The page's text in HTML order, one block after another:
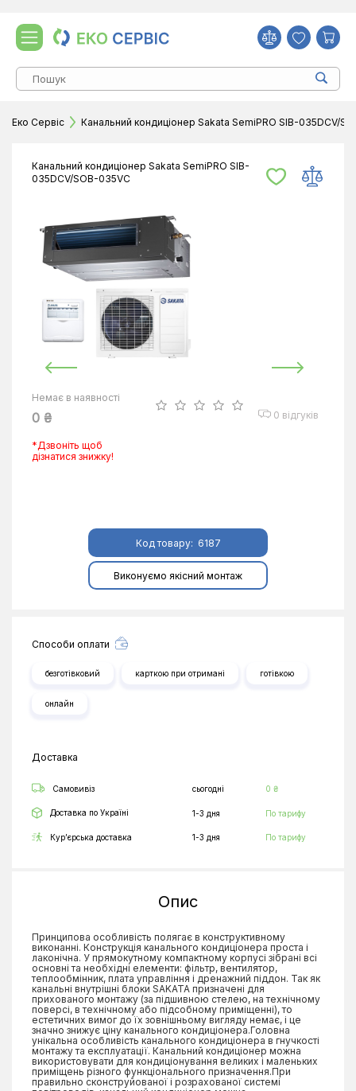
Еко Сервіс Канальний кондиціонер Sakata SemiPRO SIB-035DCV/
Канальний кондиціонер Sakata SemiPRO SIB-
035DCV/SOB-035VC
Немає в наявності
0 ₴
*Дзвоніть щоб
дізнатися знижку!
0 відгуків
Код товару: 6187
Виконуємо якісний монтаж
Способи оплати
безготівковий карткою при отримані готівкою
онлайн
Доставка
Самовивіз сьогодні 0 ₴
Доставка по Україні 1-3 дня По тарифу
Кур’єрська доставка 1-3 дня По тарифу
Опис
Принципова особливість полягає в конструктивному
виконанні. Конструкція канального кондиціонера проста і
лаконічна. У прямокутному компактному корпусі зібрані всі
основні та необхідні елементи: фільтр, вентилятор,
теплообмінник, плата управління і дренажний піддон. Так як
канальні внутрішні блоки SAKATA призначені для
прихованого монтажу (за підшивною стелею, на технічному
поверсі, в технічному або підсобному приміщенні), то
естетичних вимог до їх зовнішньому вигляду немає, і це
значно знижує ціну канального кондиціонера.Головна
унікальна особливість канального кондиціонера в гнучкості
монтажу та експлуатації. Канальний кондиціонер можна
використовувати для кондиціонування великих і маленьких
приміщень різного функціонального призначення.При
правильно сконструйованої і розрахованої системі